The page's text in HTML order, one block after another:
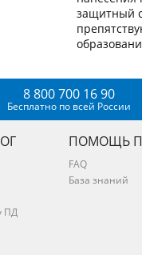
защитный
8 800 700 16 90
Бесплатно по всей России
ПД
ПОМОЩЬ
FAQ
База знаний